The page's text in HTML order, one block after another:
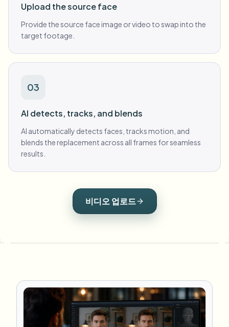
Upload the source face
Provide the source face image or video to swap into the
target footage.
03
AI detects, tracks, and blends
AI automatically detects faces, tracks motion, and
blends the replacement across all frames for seamless
results.
비디오 업로드